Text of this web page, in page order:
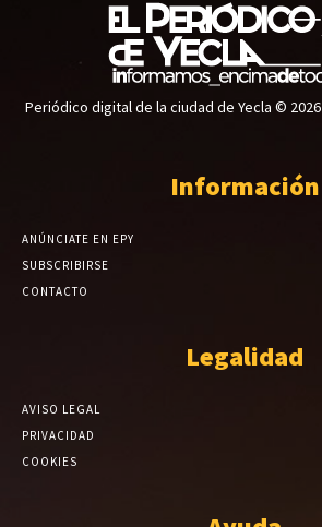
Periódico digital de la ciudad de Yecla © 2026
Información
ANÚNCIATE EN EPY
SUBSCRIBIRSE
CONTACTO
Legalidad
AVISO LEGAL
PRIVACIDAD
COOKIES